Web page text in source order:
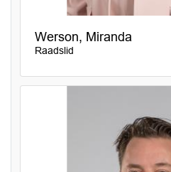
Werson, Miranda
Raadslid